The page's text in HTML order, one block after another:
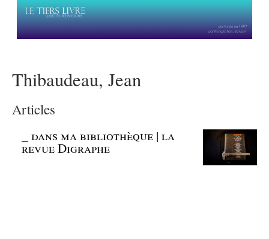
Thibaudeau, Jean
Articles
_dans ma bibliothèque | la
revue Digraphe